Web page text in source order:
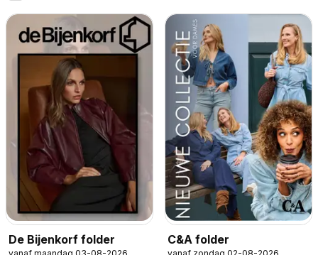
De Bijenkorf folder C&A folder